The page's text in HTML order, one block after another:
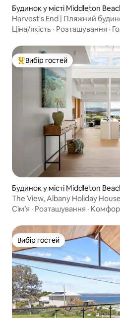
Будинок у місті Middleton
Harvest's End | Пляжний
Ціна/якість · Розташування ·
Топ вибір гостей
Вибір гостей
Будинок у місті Middleton
The View, Albany Holiday House
Сім’я · Розташування ·
Вибір гостей
Вибір гостей